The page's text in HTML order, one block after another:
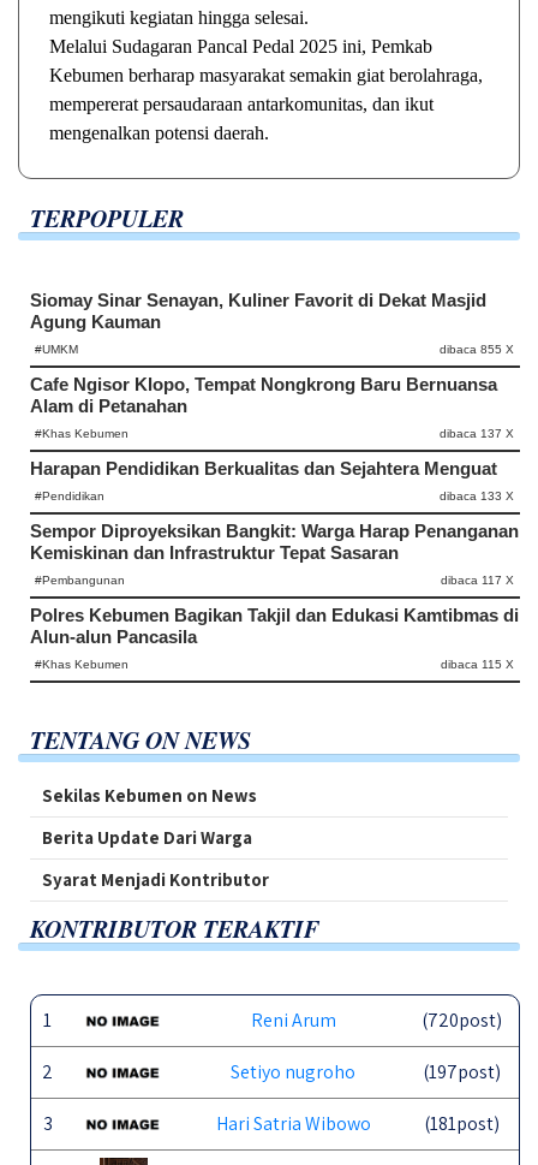
mengikuti kegiatan hingga selesai.
Melalui Sudagaran Pancal Pedal 2025 ini, Pemkab
Kebumen berharap masyarakat semakin giat berolahraga,
mempererat persaudaraan antarkomunitas, dan ikut
mengenalkan potensi daerah.
TERPOPULER
Siomay Sinar Senayan, Kuliner Favorit di Dekat Masjid
Agung Kauman
#UMKM dibaca 855 X
Cafe Ngisor Klopo, Tempat Nongkrong Baru Bernuansa
Alam di Petanahan
#Khas Kebumen dibaca 137 X
Harapan Pendidikan Berkualitas dan Sejahtera Menguat
#Pendidikan dibaca 133 X
Sempor Diproyeksikan Bangkit: Warga Harap Penanganan
Kemiskinan dan Infrastruktur Tepat Sasaran
#Pembangunan dibaca 117 X
Polres Kebumen Bagikan Takjil dan Edukasi Kamtibmas di
Alun-alun Pancasila
#Khas Kebumen dibaca 115 X
TENTANG ON NEWS
Sekilas Kebumen on News
Berita Update Dari Warga
Syarat Menjadi Kontributor
KONTRIBUTOR TERAKTIF
1 Reni Arum (720post)
2 Setiyo nugroho (197post)
3 Hari Satria Wibowo (181post)